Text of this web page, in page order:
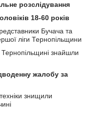
розслідування
18-60 років
Бучача та
ліги Тернопільщини
Тернопільщині знайшли
жалобу за
знищили